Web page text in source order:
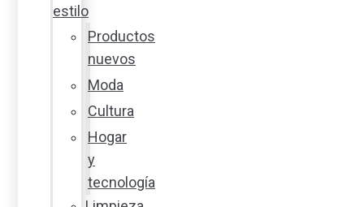
estilo
Productos
nuevos
Moda
Cultura
Hogar
y
tecnología